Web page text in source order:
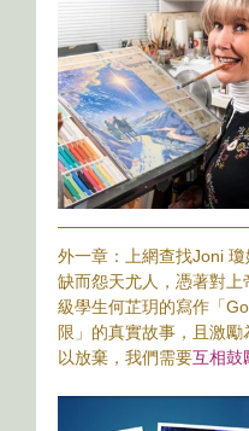
外一章：上網查找Joni
缺而怨天尤人，憑著對
級學生何芷玥的寫作「
限」的真實故事，且激
以放棄，我們需要互相鼓